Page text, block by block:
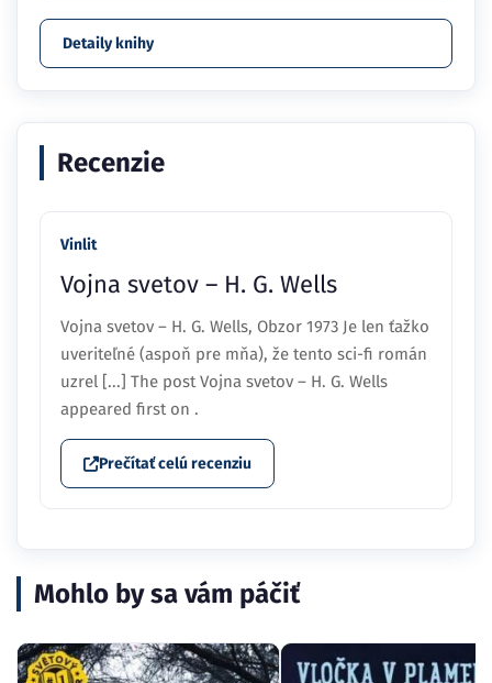
Detaily knihy
Recenzie
Vinlit
Vojna svetov – H. G. Wells
Vojna svetov – H. G. Wells, Obzor 1973 Je len ťažko
uveriteľné (aspoň pre mňa), že tento sci-fi román
uzrel [...] The post Vojna svetov – H. G. Wells
appeared first on .
Prečítať celú recenziu
Mohlo by sa vám páčiť